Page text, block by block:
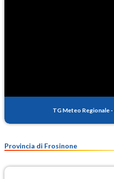
TG Meteo Regionale -
Provincia di Frosinone